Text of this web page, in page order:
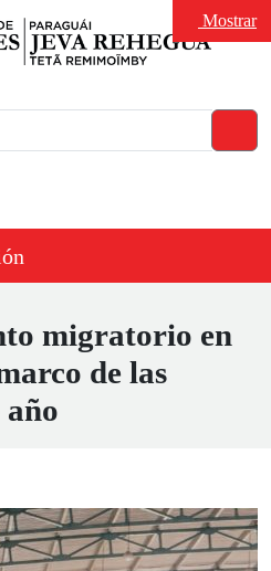
Mostrar
migratorio
el marco de
de año